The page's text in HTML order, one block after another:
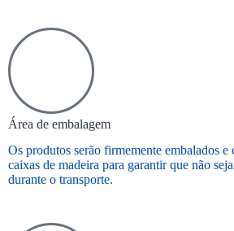
Área de embalagem
Os produtos serão firmemente embalados e
caixas de madeira para garantir que não
durante o transporte.